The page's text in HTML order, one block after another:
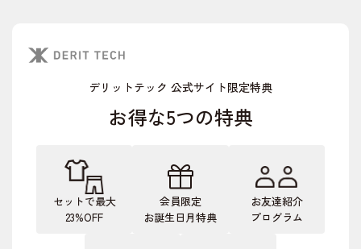
デリットテック 公式サイト限定特典
お得な5つの特典
セットで最大
23%OFF
会員限定
お誕生日月特典
お友達紹介
プログラム